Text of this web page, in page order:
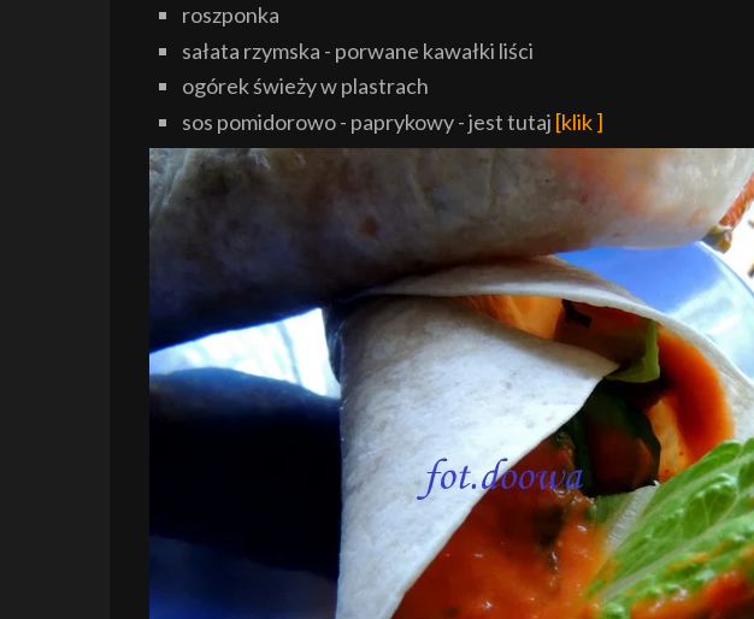
roszponka
sałata rzymska - porwane kawałki liści
ogórek świeży w plastrach
sos pomidorowo - paprykowy - jest tutaj [klik ]